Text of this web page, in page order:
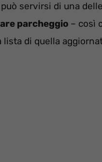
servirsi di una
parcheggio – così
di quella